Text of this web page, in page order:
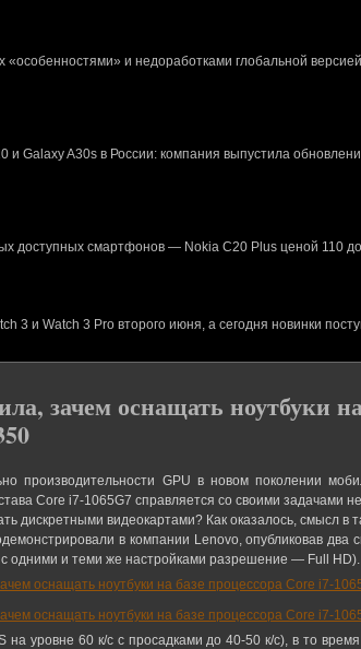
«особенностями» и недоработками глобальной
Galaxy A30s в России: компания выпустила
доступных смартфонов — Nokia C20 Plus ценой 110
и Watch 3 Pro второго июня, а сегодня новинки
зачем оснащать ноутбуки
производительности GPU в новом поколении
Core i7-1065G7 справляется со своими задачами
дискретными видеокартами? Как оказалось, смысл в
в компании Lenovo, опубликовав
одними и теми же настройками разрешение — Full HD).
на уровне 60 к/с с просадками до 40-50 к/с), в то